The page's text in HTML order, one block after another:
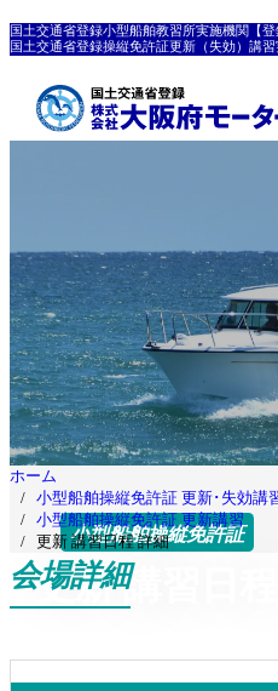
国土交通省登録小型船舶教習所実施機関【登
国土交通省登録操縦免許証更新（失効）講
小型船舶操縦免許証
更新 講習日程
ホーム
小型船舶操縦免許証 更新･失効講
小型船舶操縦免許証 更新講習
更新 講習日程 詳細
会場詳細